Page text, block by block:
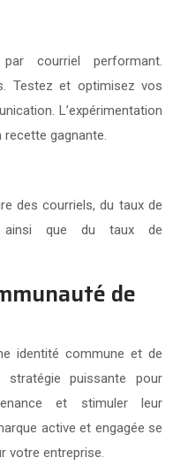
courriel performant.
Testez et optimisez vos
L’expérimentation
recette gagnante.
des courriels, du taux de
ainsi que du taux de
de
identité commune et de
stratégie puissante pour
et stimuler leur
active et engagée se
votre entreprise.